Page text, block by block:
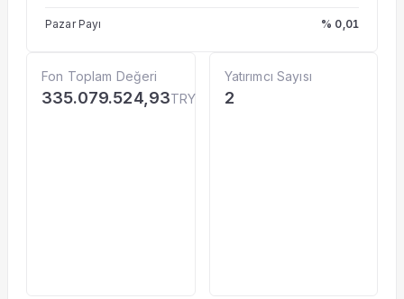
Pazar Payı % 0,01
Fon Toplam Değeri
335.079.524,93TRY
Yatırımcı Sayısı
2